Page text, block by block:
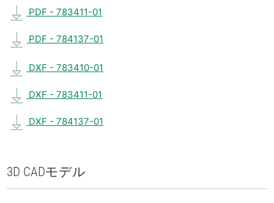
PDF - 783411-01
PDF - 784137-01
DXF - 783410-01
DXF - 783411-01
DXF - 784137-01
3D CADモデル